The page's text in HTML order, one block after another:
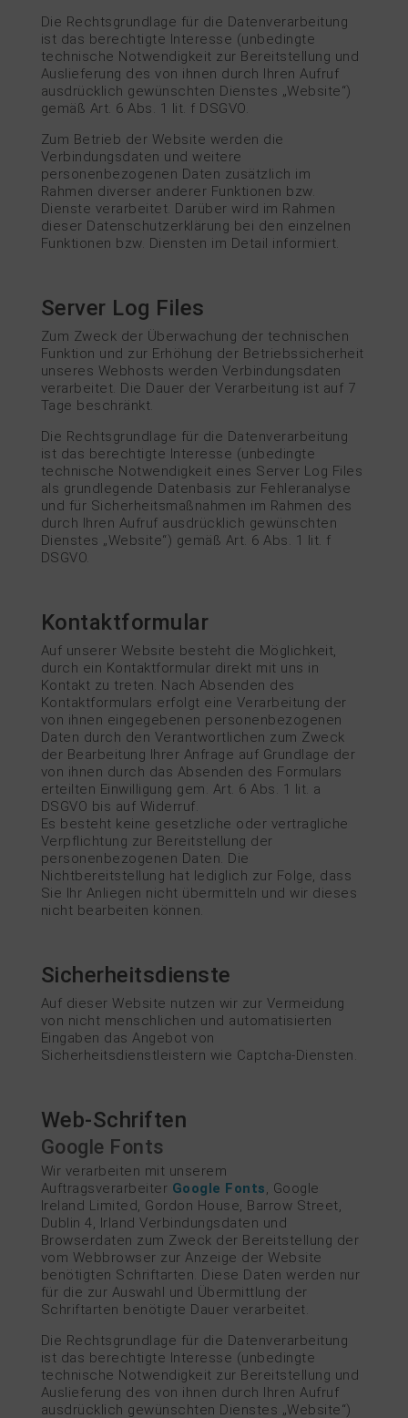
Die Rechtsgrundlage für die Datenverarbeitung
ist das berechtigte Interesse (unbedingte
technische Notwendigkeit zur Bereitstellung und
Auslieferung des von ihnen durch Ihren Aufruf
ausdrücklich gewünschten Dienstes „Website“)
gemäß Art. 6 Abs. 1 lit. f DSGVO.
Zum Betrieb der Website werden die
Verbindungsdaten und weitere
personenbezogenen Daten zusätzlich im
Rahmen diverser anderer Funktionen bzw.
Dienste verarbeitet. Darüber wird im Rahmen
dieser Datenschutzerklärung bei den einzelnen
Funktionen bzw. Diensten im Detail informiert.
Server Log Files
Zum Zweck der Überwachung der technischen
Funktion und zur Erhöhung der Betriebssicherheit
unseres Webhosts werden Verbindungsdaten
verarbeitet. Die Dauer der Verarbeitung ist auf 7
Tage beschränkt.
Die Rechtsgrundlage für die Datenverarbeitung
ist das berechtigte Interesse (unbedingte
technische Notwendigkeit eines Server Log Files
als grundlegende Datenbasis zur Fehleranalyse
und für Sicherheitsmaßnahmen im Rahmen des
durch Ihren Aufruf ausdrücklich gewünschten
Dienstes „Website“) gemäß Art. 6 Abs. 1 lit. f
DSGVO.
Kontaktformular
Auf unserer Website besteht die Möglichkeit,
durch ein Kontaktformular direkt mit uns in
Kontakt zu treten. Nach Absenden des
Kontaktformulars erfolgt eine Verarbeitung der
von ihnen eingegebenen personenbezogenen
Daten durch den Verantwortlichen zum Zweck
der Bearbeitung Ihrer Anfrage auf Grundlage der
von ihnen durch das Absenden des Formulars
erteilten Einwilligung gem. Art. 6 Abs. 1 lit. a
DSGVO bis auf Widerruf.
Es besteht keine gesetzliche oder vertragliche
Verpflichtung zur Bereitstellung der
personenbezogenen Daten. Die
Nichtbereitstellung hat lediglich zur Folge, dass
Sie Ihr Anliegen nicht übermitteln und wir dieses
nicht bearbeiten können.
Sicherheitsdienste
Auf dieser Website nutzen wir zur Vermeidung
von nicht menschlichen und automatisierten
Eingaben das Angebot von
Sicherheitsdienstleistern wie Captcha-Diensten.
Web-Schriften
Google Fonts
Wir verarbeiten mit unserem
Auftragsverarbeiter Google Fonts, Google
Ireland Limited, Gordon House, Barrow Street,
Dublin 4, Irland Verbindungsdaten und
Browserdaten zum Zweck der Bereitstellung der
vom Webbrowser zur Anzeige der Website
benötigten Schriftarten. Diese Daten werden nur
für die zur Auswahl und Übermittlung der
Schriftarten benötigte Dauer verarbeitet.
Die Rechtsgrundlage für die Datenverarbeitung
ist das berechtigte Interesse (unbedingte
technische Notwendigkeit zur Bereitstellung und
Auslieferung des von ihnen durch Ihren Aufruf
ausdrücklich gewünschten Dienstes „Website“)